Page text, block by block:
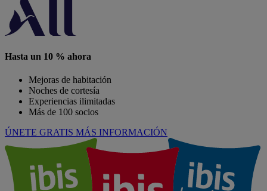
Hasta un 10 % ahora
Mejoras de habitación
Noches de cortesía
Experiencias ilimitadas
Más de 100 socios
ÚNETE GRATIS MÁS INFORMACIÓN